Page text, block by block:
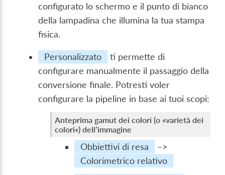
configurato lo schermo e il punto di bianco
della lampadina che illumina la tua stampa
fisica.
Personalizzato
ti permette di
configurare manualmente il passaggio della
conversione finale. Potresti voler
configurare la pipeline in base ai tuoi scopi:
Anteprima gamut dei colori (o «varietà dei
colori«) dell’immagine
Obbiettivi di resa
–>
Colorimetrico relativo